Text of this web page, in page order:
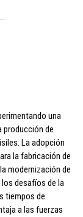
una
producción de
La adopción
la fabricación de
modernización de
desafíos de la
tiempos de
a las fuerzas